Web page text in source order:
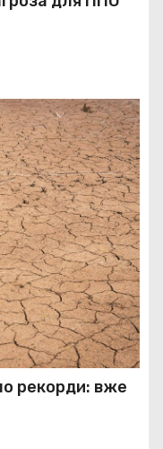
рекорди: вже